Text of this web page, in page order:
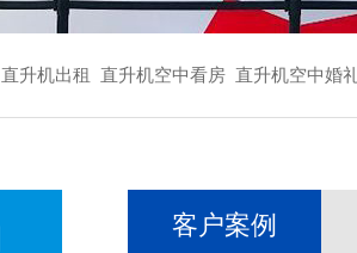
直升机出租 直升机空中看房 直升机空中婚
客户案例